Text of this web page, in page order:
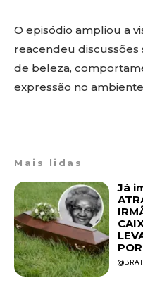
O episódio ampliou a
reacendeu
de beleza,
expressão no
Mais lidas
Já